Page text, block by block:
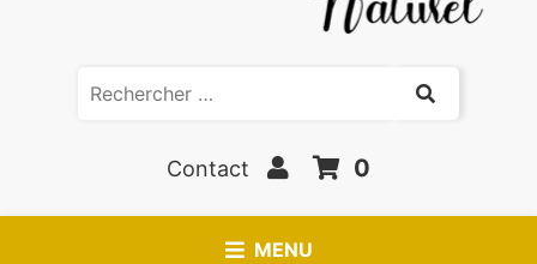
Contact 0
MENU